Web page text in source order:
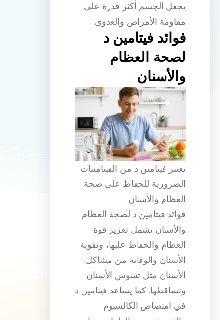
يجعل الجسم أكثر قدرة على
مقاومة الأمراض والعدوى.
فوائد فيتامين د
لصحة العظام
والأسنان
يعتبر فيتامين د من الفيتامينات
الضرورية للحفاظ على صحة
العظام والأسنان
فوائد فيتامين د لصحة العظام
والأسنان تشمل تعزيز قوة
العظام والحفاظ عليها، وتقوية
الأسنان والوقاية من مشاكل
الأسنان مثل تسوس الأسنان
وتساقطها. كما يساعد فيتامين د
في امتصاص الكالسيوم